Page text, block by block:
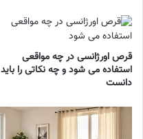
قرص اورژانسی در چه مواقعی
استفاده می شود و چه نکاتی را باید
دانست